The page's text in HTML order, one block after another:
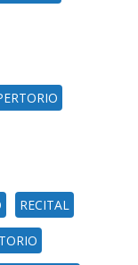
RECITAL